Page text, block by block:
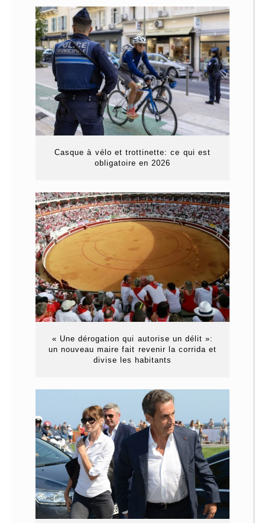
Casque à vélo et trottinette: ce qui est
obligatoire en 2026
« Une dérogation qui autorise un délit »:
un nouveau maire fait revenir la corrida et
divise les habitants